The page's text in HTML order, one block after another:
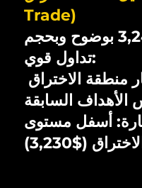
Trade)
إذا اخترق السعر $3,245 بوضوح وبحجم
تداول قوي:
منطقة الاختراق
الأهداف السابقة
أسفل مستوى
($3,230)